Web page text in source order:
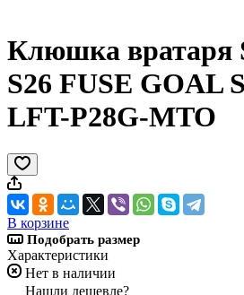
Клюшка вратаря
S26 FUSE GOAL
LFT-P28G-MTO
В корзине
Подобрать размер
Характеристики
Нет в наличии
Нашли дешевле?